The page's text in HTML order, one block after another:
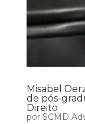
Misabel
de pós-
Direito
por SCMD